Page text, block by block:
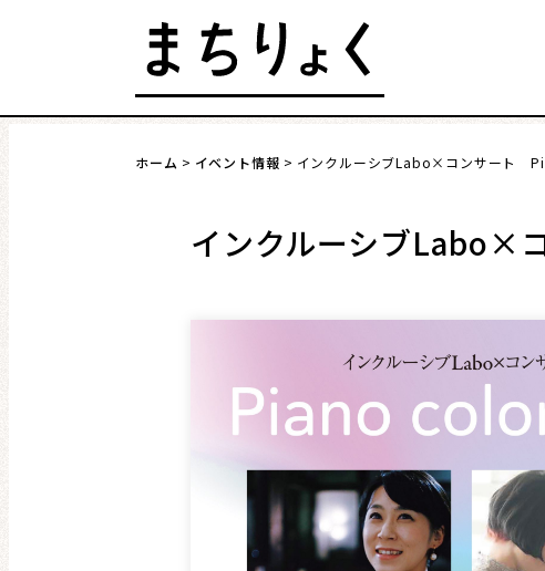
まちを語る イベント情報 特集
ホーム
イベント情報 インクルーシブLabo×コンサート
インクルーシブ